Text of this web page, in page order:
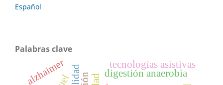
Español
Palabras clave
digestión anaerobia
alzhaimer tecnologías asistivas